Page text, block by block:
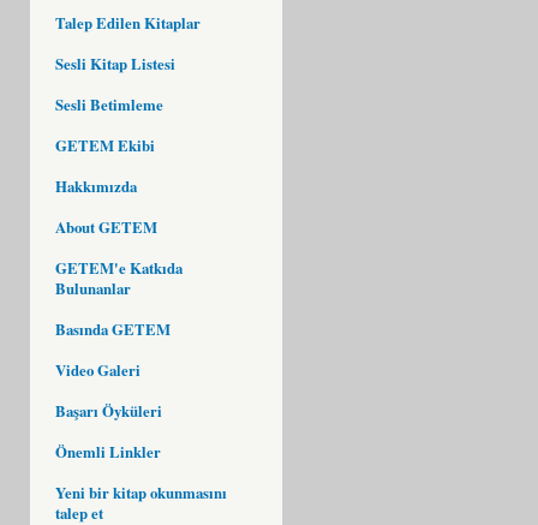
Talep Edilen Kitaplar
Sesli Kitap Listesi
Sesli Betimleme
GETEM Ekibi
Hakkımızda
About GETEM
GETEM'e Katkıda
Bulunanlar
Basında GETEM
Video Galeri
Başarı Öyküleri
Önemli Linkler
Yeni bir kitap okunmasını
talep et